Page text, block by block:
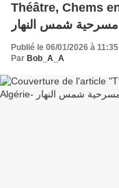
Théâtre, Chems
مسرحية شمس النهار
Publié le 06/01/2026 à 11:35
Par Bob_A_A